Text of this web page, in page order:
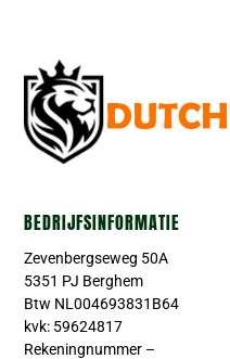
BEDRIJFSINFORMATIE
Zevenbergseweg 50A
5351 PJ Berghem
Btw NL004693831B64
kvk: 59624817
Rekeningnummer –